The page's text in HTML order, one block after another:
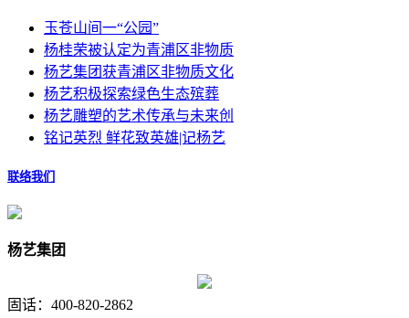
玉苍山间一“公园”
杨桂荣被认定为青浦区非物质
杨艺集团获青浦区非物质文化
杨艺积极探索绿色生态殡葬
杨艺雕塑的艺术传承与未来创
铭记英烈 鲜花致英雄|记杨艺
联络我们
杨艺集团
固话：400-820-2862